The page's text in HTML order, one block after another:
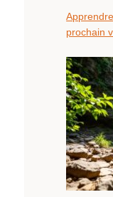
prochain